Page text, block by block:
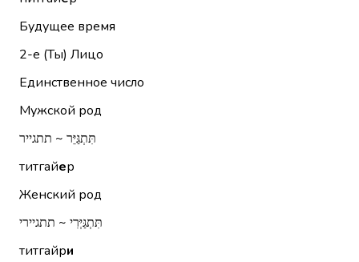
Будущее время
2-е (Ты) Лицо
Единственное число
Мужской род
תִּתְגַּיֵּר ~ תתגייר
титгайер
Женский род
תִּתְגַּיְּרִי ~ תתגיירי
титгайри